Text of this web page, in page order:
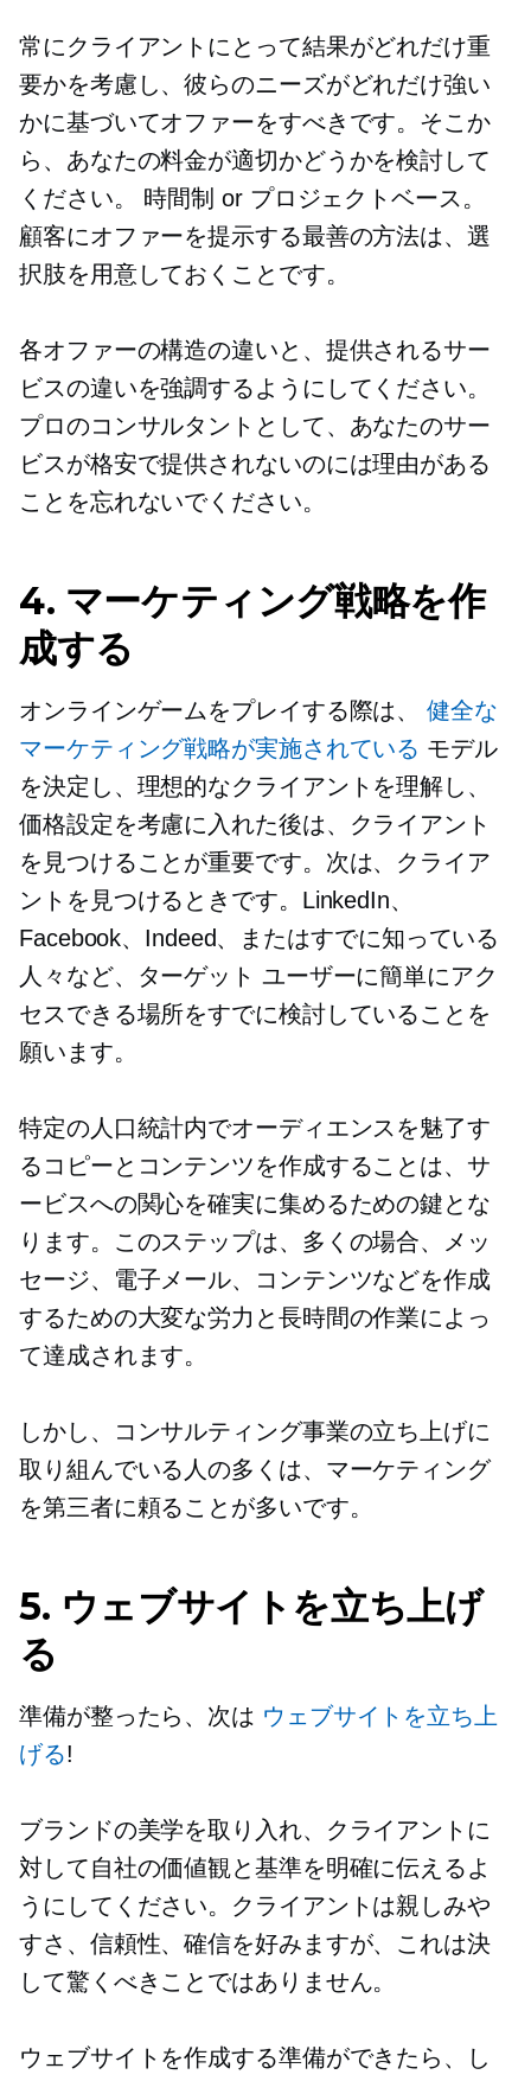
常にクライアントにとって結果がどれだけ重
要かを考慮し、彼らのニーズがどれだけ強い
かに基づいてオファーをすべきです。そこか
ら、あなたの料金が適切かどうかを検討して
ください。 時間制 or プロジェクトベース。
顧客にオファーを提示する最善の方法は、選
択肢を用意しておくことです。
各オファーの構造の違いと、提供されるサー
ビスの違いを強調するようにしてください。
プロのコンサルタントとして、あなたのサー
ビスが格安で提供されないのには理由がある
ことを忘れないでください。
4. マーケティング戦略を作
成する
オンラインゲームをプレイする際は、健全な
マーケティング戦略が実施されている モデル
を決定し、理想的なクライアントを理解し、
価格設定を考慮に入れた後は、クライアント
を見つけることが重要です。次は、クライア
ントを見つけるときです。LinkedIn、
Facebook、Indeed、またはすでに知っている
人々など、ターゲット ユーザーに簡単にアク
セスできる場所をすでに検討していることを
願います。
特定の人口統計内でオーディエンスを魅了す
るコピーとコンテンツを作成することは、サ
ービスへの関心を確実に集めるための鍵とな
ります。このステップは、多くの場合、メッ
セージ、電子メール、コンテンツなどを作成
するための大変な労力と長時間の作業によっ
て達成されます。
しかし、コンサルティング事業の立ち上げに
取り組んでいる人の多くは、マーケティング
を第三者に頼ることが多いです。
5. ウェブサイトを立ち上げ
る
準備が整ったら、次は ウェブサイトを立ち上
げる!
ブランドの美学を取り入れ、クライアントに
対して自社の価値観と基準を明確に伝えるよ
うにしてください。クライアントは親しみや
すさ、信頼性、確信を好みますが、これは決
して驚くべきことではありません。
ウェブサイトを作成する準備ができたら、し